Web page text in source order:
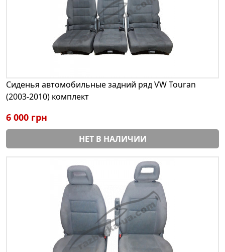
Сиденья автомобильные задний ряд VW Touran
(2003-2010) комплект
6 000 грн
НЕТ В НАЛИЧИИ